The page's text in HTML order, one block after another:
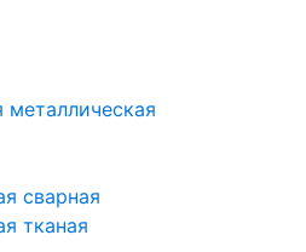
металлическая
сварная
тканая